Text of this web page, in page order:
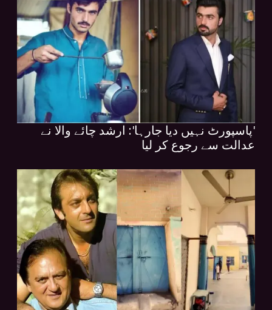
'پاسپورٹ نہیں دیا جارہا': ارشد چائے والا نے
عدالت سے رجوع کر لیا